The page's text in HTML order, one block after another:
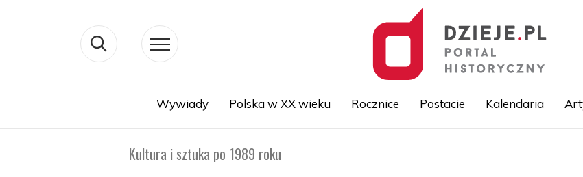
Wywiady Polska w XX wieku Rocznice Postacie Kalendaria
Kultura i sztuka po 1989 roku